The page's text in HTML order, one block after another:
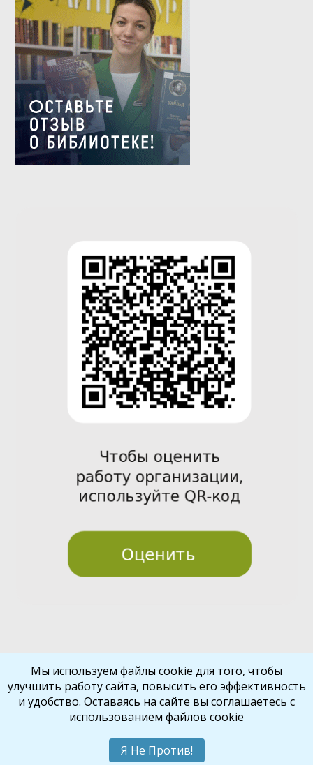
vio
t
Библиокрай© 2026
Шаблон отWP Puzzle
Мы используем файлы cookie для того, чтобы
улучшить работу сайта, повысить его эффективность
и удобство. Оставаясь на сайте вы соглашаетесь с
использованием файлов cookie
Я Не Против!